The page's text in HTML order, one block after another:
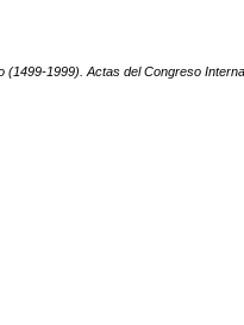
(1499-1999). Actas del Congreso